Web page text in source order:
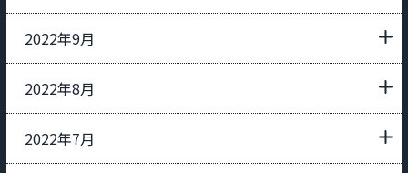
2022年9月
2022年8月
2022年7月